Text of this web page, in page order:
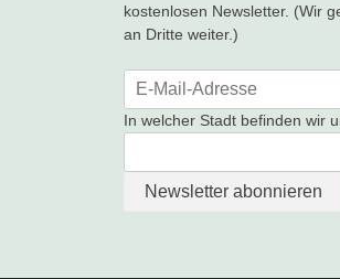
kostenlosen Newsletter. (Wir
an Dritte weiter.)
In welcher Stadt befinden wir